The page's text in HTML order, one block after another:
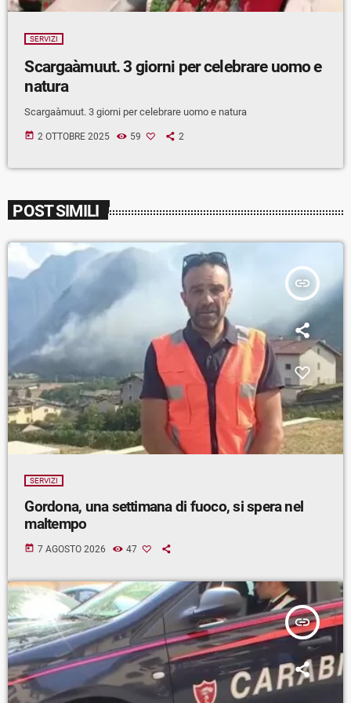
SERVIZI
Scargaàmuut. 3 giorni per celebrare uomo e
natura
Scargaàmuut. 3 giorni per celebrare uomo e natura
today 2 OTTOBRE 2025 59 2
POST SIMILI
insert_link
SERVIZI
Gordona, una settimana di fuoco, si spera nel
maltempo
today 7 AGOSTO 2026 47
insert_link